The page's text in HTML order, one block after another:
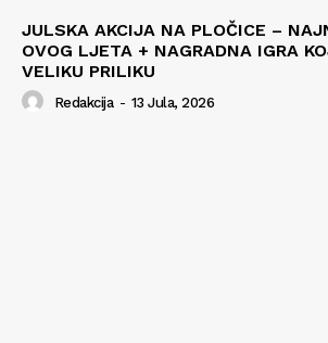
JULSKA AKCIJA NA PLOČICE –
OVOG LJETA + NAGRADNA IGRA
VELIKU PRILIKU
Redakcija - 13 Jula, 2026